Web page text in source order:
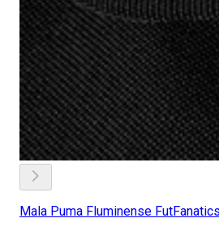
Mala Puma Fluminense